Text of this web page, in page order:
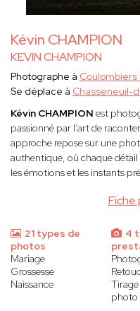
Kévin CHAMPION
KEVIN CHAMPION
Photographe à
Se déplace à Chasseneuil-
Kévin CHAMPION est
passionné par l’art de
approche repose sur une
authentique, où chaque
les émotions et les instants
21 types de
photos
Mariage
Grossesse
Naissance
4
photo